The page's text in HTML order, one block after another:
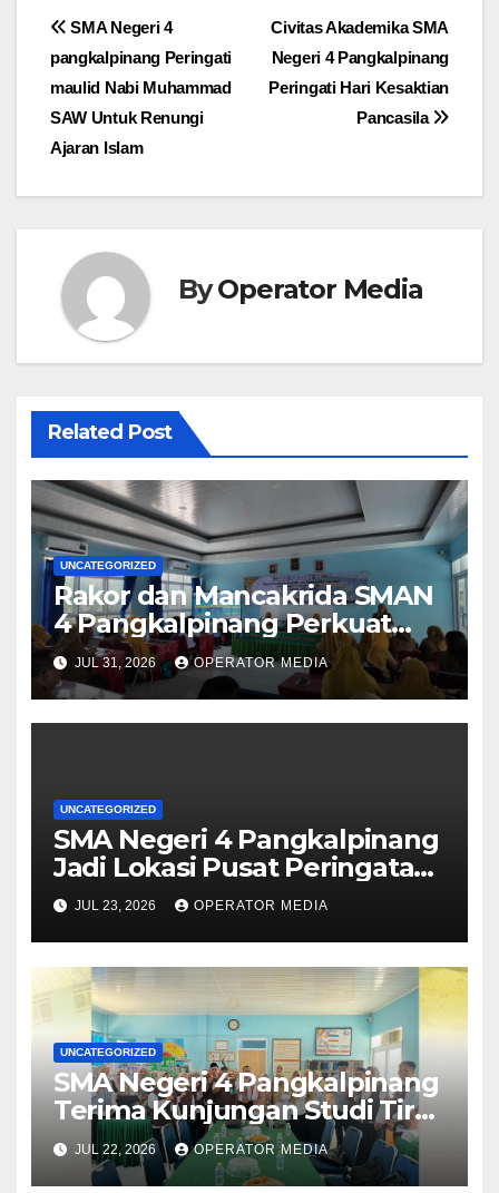
Post
navigation
Civitas Akademika SMA
Negeri 4 Pangkalpinang
Peringati Hari Kesaktian
Pancasila
SMA Negeri 4
pangkalpinang Peringati
maulid Nabi Muhammad
SAW Untuk Renungi
Ajaran Islam
ByOperator Media
Related Post
UNCATEGORIZED
Rakor dan Mancakrida SMAN
4 Pangkalpinang Perkuat
Kolaborasi Wujudkan Sekolah
Aman, Nyaman, dan
Menyenangkan
JUL 31, 2026 OPERATOR MEDIA
UNCATEGORIZED
SMA Negeri 4 Pangkalpinang
Jadi Lokasi Pusat Peringatan
Hari Anak Nasional 2026 di
Bangka Belitung
JUL 23, 2026 OPERATOR MEDIA
UNCATEGORIZED
SMA Negeri 4 Pangkalpinang
Terima Kunjungan Studi Tiru
Manajemen dari SMA Negeri 1
Lubuk Besar
JUL 22, 2026 OPERATOR MEDIA